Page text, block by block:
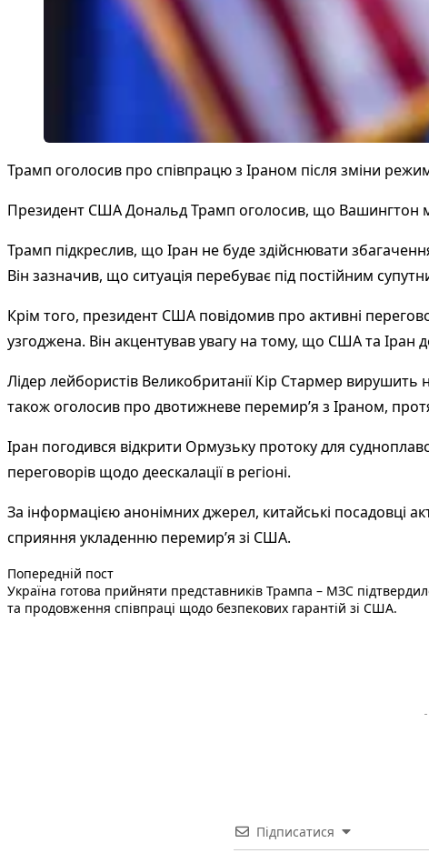
Трамп оголосив про співпрацю з Іраном після зміни
Президент США Дональд Трамп оголосив, що Вашингтон
Трамп підкреслив, що Іран не буде здійснювати
Він зазначив, що ситуація перебуває під постійним
Крім того, президент США повідомив про активні
узгоджена. Він акцентував увагу на тому, що США та Іран
Лідер лейбористів Великобританії Кір Стармер
також оголосив про двотижневе перемир’я з Іраном,
Іран погодився відкрити Ормузьку протоку для
переговорів щодо деескалації в регіоні.
За інформацією анонімних джерел, китайські посадовці
сприяння укладенню перемир’я зі США.
Навігація
записів
Попередній постПопередній запис:
Україна готова прийняти представників Трампа – МЗС
та продовження співпраці щодо безпекових гарантій зі США.
Підписатися